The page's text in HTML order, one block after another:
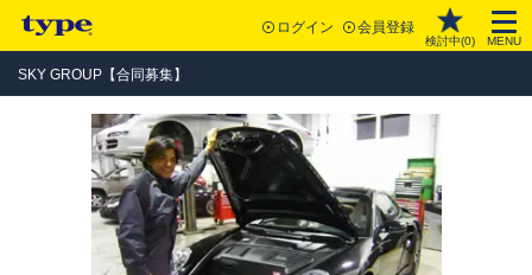
ログイン 会員登録
検討中(0) MENU
SKY GROUP【合同募集】